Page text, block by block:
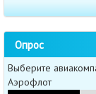
Опрос
Выберите
Аэрофлот